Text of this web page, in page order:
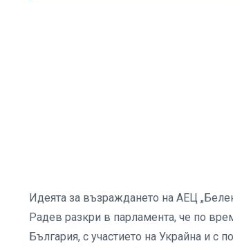
Идеята за възраждането на АЕЦ
Радев разкри в парламента, че по
България, с участието на Украйна и с